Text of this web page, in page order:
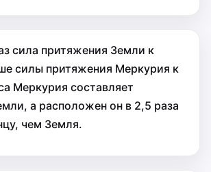
cила притяжения Земли к
cилы притяжения Меркурия к
Меркурия составляет
а расположен он в 2,5 раза
чем Земля.